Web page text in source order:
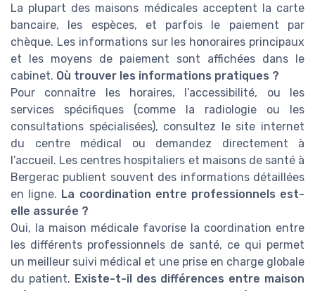
La plupart des maisons médicales acceptent la carte
bancaire, les espèces, et parfois le paiement par
chèque. Les informations sur les honoraires principaux
et les moyens de paiement sont affichées dans le
cabinet. Où trouver les informations pratiques ?
Pour connaître les horaires, l’accessibilité, ou les
services spécifiques (comme la radiologie ou les
consultations spécialisées), consultez le site internet
du centre médical ou demandez directement à
l’accueil. Les centres hospitaliers et maisons de santé à
Bergerac publient souvent des informations détaillées
en ligne. La coordination entre professionnels est-
elle assurée ?
Oui, la maison médicale favorise la coordination entre
les différents professionnels de santé, ce qui permet
un meilleur suivi médical et une prise en charge globale
du patient. Existe-t-il des différences entre maison